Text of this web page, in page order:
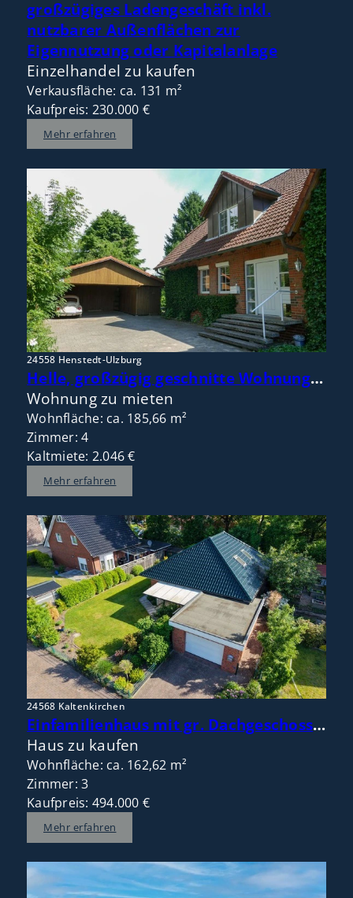
großzügiges Ladengeschäft inkl.
nutzbarer Außenflächen zur
Eigennutzung oder Kapitalanlage
Einzelhandel zu kaufen
Verkausfläche: ca. 131 m²
Kaufpreis: 230.000 €
Mehr erfahren
24558 Henstedt-Ulzburg
Helle, großzügig geschnitte Wohnung im Doppelhaus mit Gartennutzung in naturnaher ruhiger Lage
Wohnung zu mieten
Wohnfläche: ca. 185,66 m²
Zimmer: 4
Kaltmiete: 2.046 €
Mehr erfahren
24568 Kaltenkirchen
Einfamilienhaus mit gr. Dachgeschoss – flexible Raumaufteilung mit Potenzial für 4 bis 5 Zimmer
Haus zu kaufen
Wohnfläche: ca. 162,62 m²
Zimmer: 3
Kaufpreis: 494.000 €
Mehr erfahren